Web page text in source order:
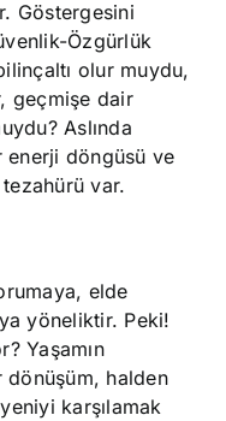
Göstergesini
Özgürlük
olur muydu,
geçmişe dair
Aslında
döngüsü ve
var.
elde
yöneliktir. Peki!
Yaşamın
dönüşüm, halden
karşılamak